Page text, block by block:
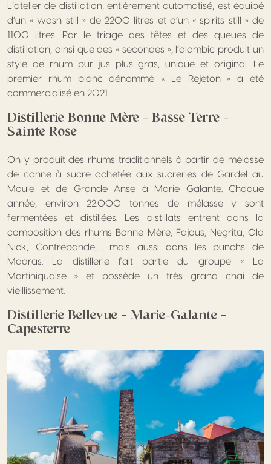
L’atelier de distillation, entièrement automatisé, est équipé
d’un « wash still » de 2200 litres et d’un « spirits still » de
1100 litres. Par le triage des têtes et des queues de
distillation, ainsi que des « secondes », l’alambic produit un
style de rhum pur jus plus gras, unique et original. Le
premier rhum blanc dénommé « Le Rejeton » a été
commercialisé en 2021.
Distillerie Bonne Mère – Basse Terre –
Sainte Rose
On y produit des rhums traditionnels à partir de mélasse
de canne à sucre achetée aux sucreries de Gardel au
Moule et de Grande Anse à Marie Galante. Chaque
année, environ 22.000 tonnes de mélasse y sont
fermentées et distillées. Les distillats entrent dans la
composition des rhums Bonne Mère, Fajous, Negrita, Old
Nick, Contrebande,… mais aussi dans les punchs de
Madras. La distillerie fait partie du groupe « La
Martiniquaise » et possède un très grand chai de
vieillissement.
Distillerie Bellevue – Marie-Galante –
Capesterre